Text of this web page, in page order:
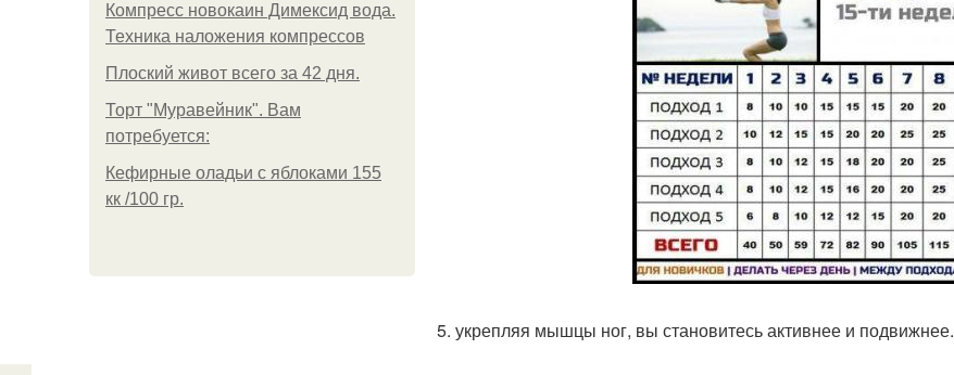
Компресс новокаин Димексид вода.
Техника наложения компрессов
Плоский живот всего за 42 дня.
Торт "Муравейник". Вам
потребуется:
Кефирные оладьи с яблоками 155
кк /100 гр.
5. укрепляя мышцы ног, вы становитесь активнее и подвижнее.